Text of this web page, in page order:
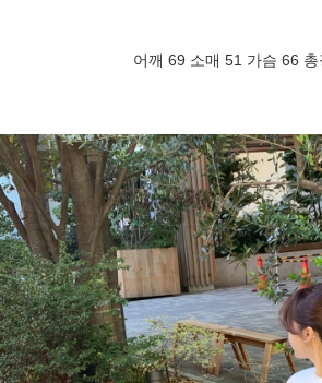
어깨 69 소매 51 가슴 66 총